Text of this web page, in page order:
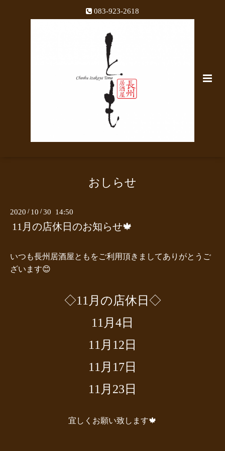
083-923-2618
おしらせ
2020 / 10 /30 14:50
11月の店休日のお知らせ🍁
いつも長州居酒屋ともをご利用頂きましてありがとうご
ざいます😊
◇11月の店休日◇
11月4日
11月12日
11月17日
11月23日
宜しくお願い致します🍁